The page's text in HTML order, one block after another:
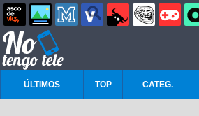
ÚLTIMOS TOP CATEG.